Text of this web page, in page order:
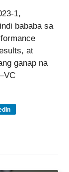
1,
bababa sa
at
ganap na